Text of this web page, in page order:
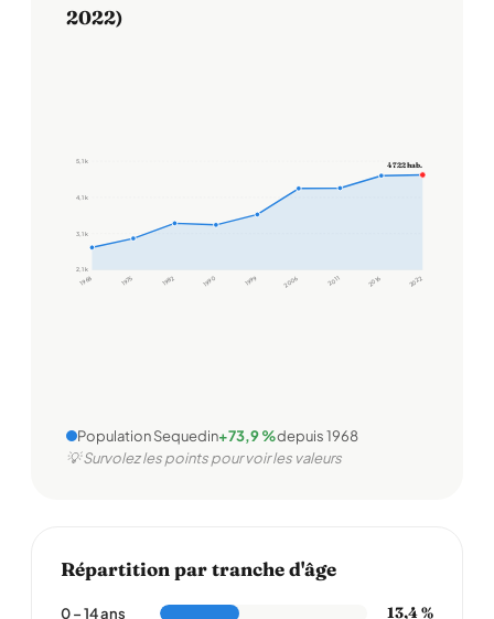
2022)
2,1 k
3,1 k
4,1 k
5,1 k
1968 1975 1982 1990 1999 2006 2011 2016 2022
4 722 hab.
Population Sequedin+73,9 %depuis 1968
💡 Survolez les points pour voir les valeurs
Répartition par tranche d'âge
0 – 14 ans 13,4 %